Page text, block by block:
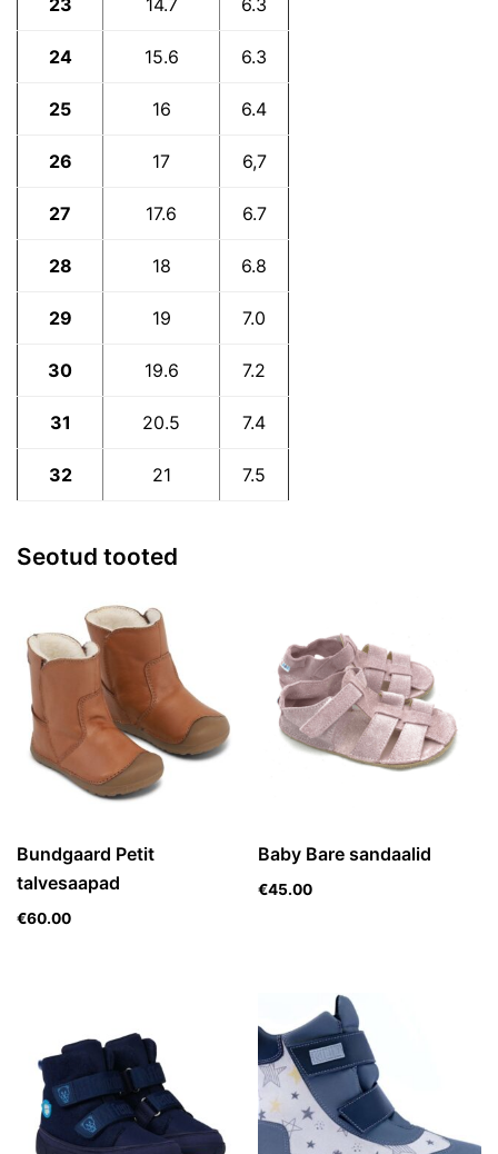
24 15.6 6.3
25 16 6.4
26 17 6,7
27 17.6 6.7
28 18 6.8
29 19 7.0
30 19.6 7.2
31 20.5 7.4
32 21 7.5
Seotud tooted
Bundgaard Petit
talvesaapad
€60.00
Baby Bare sandaalid
€45.00